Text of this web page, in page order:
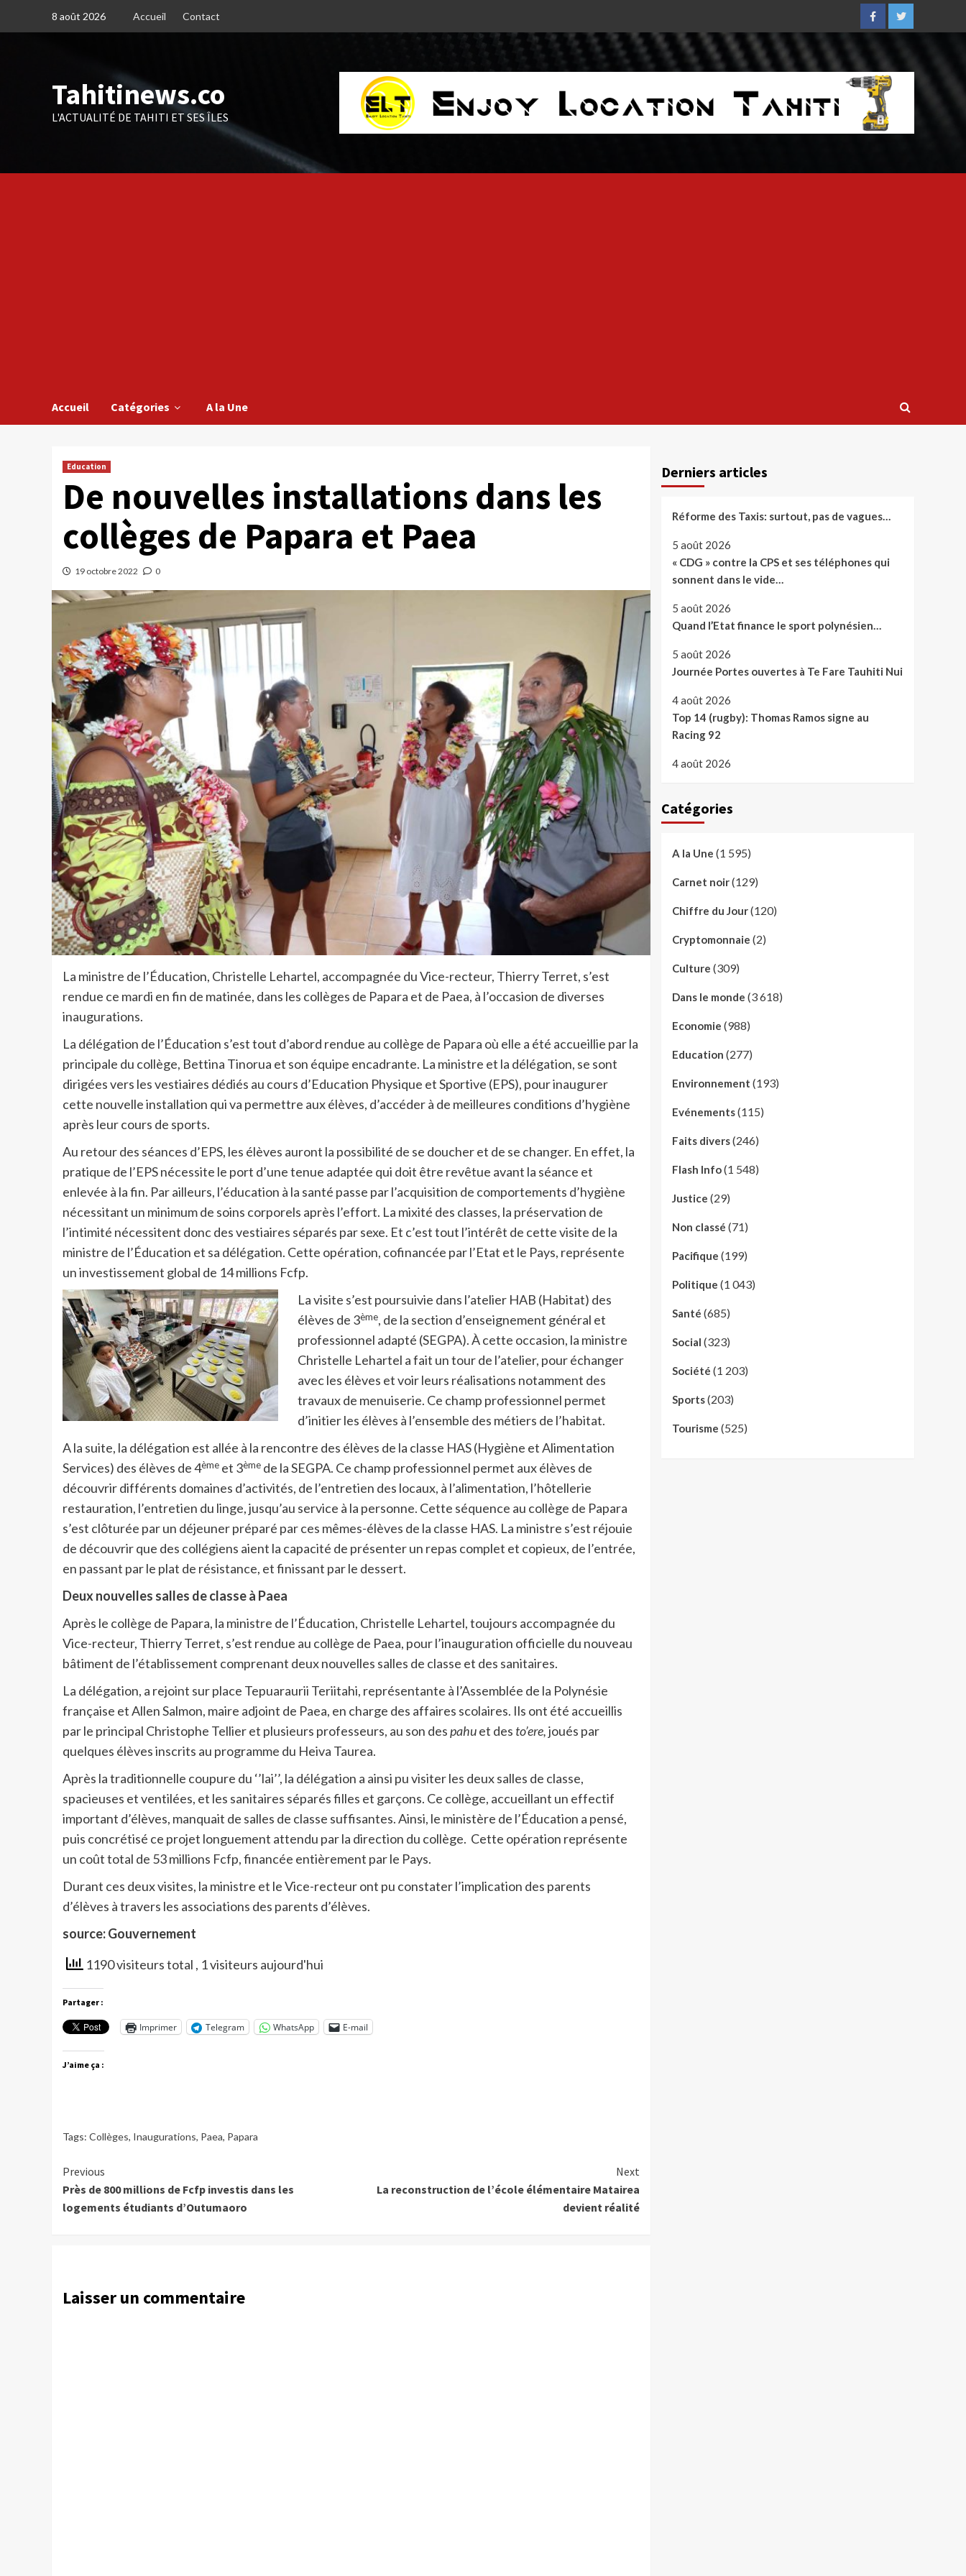
8 août 2026 Accueil Contact
FacebookTwitter
Tahitinews.co
L'ACTUALITÉ DE TAHITI ET SES ÎLES
Accueil Catégories A la Une
Education
De nouvelles installations dans les
collèges de Papara et Paea
19 octobre 2022 0
La ministre de l’Éducation, Christelle Lehartel, accompagnée du Vice-recteur, Thierry Terret, s’est
rendue ce mardi en fin de matinée, dans les collèges de Papara et de Paea, à l’occasion de diverses
inaugurations.
La délégation de l’Éducation s’est tout d’abord rendue au collège de Papara où elle a été accueillie par la
principale du collège, Bettina Tinorua et son équipe encadrante. La ministre et la délégation, se sont
dirigées vers les vestiaires dédiés au cours d’Education Physique et Sportive (EPS), pour inaugurer
cette nouvelle installation qui va permettre aux élèves, d’accéder à de meilleures conditions d’hygiène
après leur cours de sports.
Au retour des séances d’EPS, les élèves auront la possibilité de se doucher et de se changer. En effet, la
pratique de l’EPS nécessite le port d’une tenue adaptée qui doit être revêtue avant la séance et
enlevée à la fin. Par ailleurs, l’éducation à la santé passe par l’acquisition de comportements d’hygiène
nécessitant un minimum de soins corporels après l’effort. La mixité des classes, la préservation de
l’intimité nécessitent donc des vestiaires séparés par sexe. Et c’est tout l’intérêt de cette visite de la
ministre de l’Éducation et sa délégation. Cette opération, cofinancée par l’Etat et le Pays, représente
un investissement global de 14 millions Fcfp.
La visite s’est poursuivie dans l’atelier HAB (Habitat) des
élèves de 3ème, de la section d’enseignement général et
professionnel adapté (SEGPA). À cette occasion, la ministre
Christelle Lehartel a fait un tour de l’atelier, pour échanger
avec les élèves et voir leurs réalisations notamment des
travaux de menuiserie. Ce champ professionnel permet
d’initier les élèves à l’ensemble des métiers de l’habitat.
A la suite, la délégation est allée à la rencontre des élèves de la classe HAS (Hygiène et Alimentation
Services) des élèves de 4ème et 3ème de la SEGPA. Ce champ professionnel permet aux élèves de
découvrir différents domaines d’activités, de l’entretien des locaux, à l’alimentation, l’hôtellerie
restauration, l’entretien du linge, jusqu’au service à la personne. Cette séquence au collège de Papara
s’est clôturée par un déjeuner préparé par ces mêmes-élèves de la classe HAS. La ministre s’est réjouie
de découvrir que des collégiens aient la capacité de présenter un repas complet et copieux, de l’entrée,
en passant par le plat de résistance, et finissant par le dessert.
Deux nouvelles salles de classe à Paea
Après le collège de Papara, la ministre de l’Éducation, Christelle Lehartel, toujours accompagnée du
Vice-recteur, Thierry Terret, s’est rendue au collège de Paea, pour l’inauguration officielle du nouveau
bâtiment de l’établissement comprenant deux nouvelles salles de classe et des sanitaires.
La délégation, a rejoint sur place Tepuaraurii Teriitahi, représentante à l’Assemblée de la Polynésie
française et Allen Salmon, maire adjoint de Paea, en charge des affaires scolaires. Ils ont été accueillis
par le principal Christophe Tellier et plusieurs professeurs, au son despahuet des to’ere,joués par
quelques élèves inscrits au programme du Heiva Taurea.
Après la traditionnelle coupure du ‘’lai’’, la délégation a ainsi pu visiter les deux salles de classe,
spacieuses et ventilées, et les sanitaires séparés filles et garçons. Ce collège, accueillant un effectif
important d’élèves, manquait de salles de classe suffisantes. Ainsi, le ministère de l’Éducation a pensé,
puis concrétisé ce projet longuement attendu par la direction du collège. Cette opération représente
un coût total de 53 millions Fcfp, financée entièrement par le Pays.
Durant ces deux visites, la ministre et le Vice-recteur ont pu constater l’implication des parents
d’élèves à travers les associations des parents d’élèves.
source: Gouvernement
1190 visiteurs total , 1 visiteurs aujourd'hui
Partager :
Imprimer Telegram WhatsApp E-mail
J’aime ça :
Tags: Collèges, Inaugurations, Paea, Papara
Continue
Reading
Previous
Près de 800 millions de Fcfp investis dans les
logements étudiants d’Outumaoro
Next
La reconstruction de l’école élémentaire Matairea
devient réalité
Laisser un commentaire
Derniers articles
Réforme des Taxis: surtout, pas de vagues…
5 août 2026
« CDG » contre la CPS et ses téléphones qui
sonnent dans le vide…
5 août 2026
Quand l’Etat finance le sport polynésien…
5 août 2026
Journée Portes ouvertes à Te Fare Tauhiti Nui
4 août 2026
Top 14 (rugby): Thomas Ramos signe au
Racing 92
4 août 2026
Catégories
A la Une (1 595)
Carnet noir(129)
Chiffre du Jour(120)
Cryptomonnaie (2)
Culture (309)
Dans le monde (3 618)
Economie (988)
Education (277)
Environnement (193)
Evénements(115)
Faits divers(246)
Flash Info(1 548)
Justice (29)
Non classé (71)
Pacifique (199)
Politique (1 043)
Santé (685)
Social (323)
Société (1 203)
Sports(203)
Tourisme (525)